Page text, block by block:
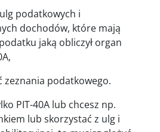
podatkowych i
dochodów, które mają
jaką obliczył organ
zeznania podatkowego.
PIT-40A lub chcesz np.
lub skorzystać z ulg i